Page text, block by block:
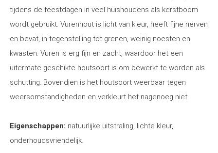
tijdens de feestdagen in veel huishoudens als kerstboom
wordt gebruikt. Vurenhout is licht van kleur, heeft fijne nerven
en bevat, in tegenstelling tot grenen, weinig noesten en
kwasten. Vuren is erg fijn en zacht, waardoor het een
uitermate geschikte houtsoort is om bewerkt te worden als
schutting. Bovendien is het houtsoort weerbaar tegen
weersomstandigheden en verkleurt het nagenoeg niet.
Eigenschappen: natuurlijke uitstraling, lichte kleur,
onderhoudsvriendelijk.